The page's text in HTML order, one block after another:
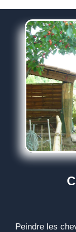
Peindre les